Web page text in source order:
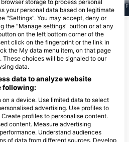
J F M A M J J A S O N D F
ezt a
Funny Diving GmbH,
Tauchcontainer.ch
Bahnhofstrasse 4, 4142
Muenchenstein, SvÁjc
storage to process personal
your personal data based on legitimate
"Settings". You may accept, deny or
the "Manage settings" button or at any
on the left bottom corner of the
click on the fingerprint or the link in
the My data menu item, on that page
choices will be signaled to our
data.
data to analyze website
following:
a device. Use limited data to select
advertising. Use profiles to
profiles to personalise content.
content. Measure advertising
Understand audiences
of data from different sources. Develop